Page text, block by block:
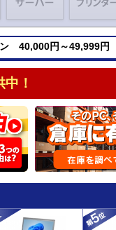
40,000円～49,999円
！